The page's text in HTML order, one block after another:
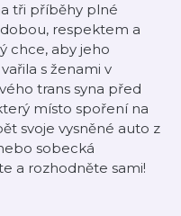
tři příběhy plné
respektem a
chce, aby jeho
s ženami v
trans syna před
místo spoření na
svoje vysněné auto z
sobecká
a rozhodněte sami!